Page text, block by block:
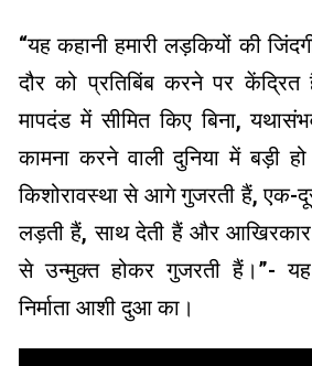
“यह कहानी हमारी लड़कियों की
दौर को प्रतिबिंब करने पर
मापदंड में सीमित किए बिना,
कामना करने वाली दुनिया में बड़ी
किशोरावस्था से आगे गुजरती हैं, एक-
लड़ती हैं, साथ देती हैं और आखिरकार
से उन्मुक्त होकर गुजरती हैं।”- यह
निर्माता आशी दुआ का।